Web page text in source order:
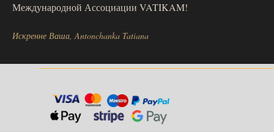
Международной Ассоциации VATIKAM!
Искренне Ваша, Antonchanka Tatiana